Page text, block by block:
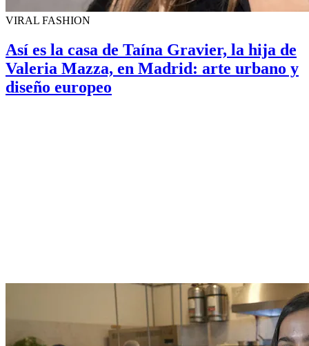
VIRAL FASHION
Así es la casa de Taína Gravier, la hija de
Valeria Mazza, en Madrid: arte urbano y
diseño europeo